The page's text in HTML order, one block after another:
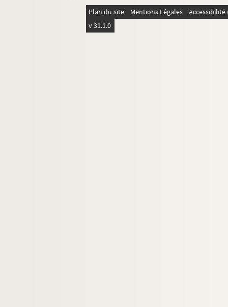
Plan du site Mentions Légales
v 31.1.0